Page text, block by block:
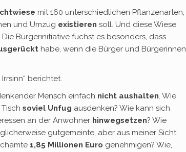
mit 160 unterschiedlichen Pflanzenarten,
und Umzug existieren soll. Und diese Wiese
Bürgerinitiative fuchst es besonders, dass
habe, wenn die Bürger und Bürgerinnen
berichtet.
Mensch einfach nicht aushalten. Wie
soviel Unfug ausdenken? Wie kann sich
an der Anwohner hinwegsetzen? Wie
gutgemeinte, aber aus meiner Sicht
1,85 Millionen Euro genehmigen? Wie,